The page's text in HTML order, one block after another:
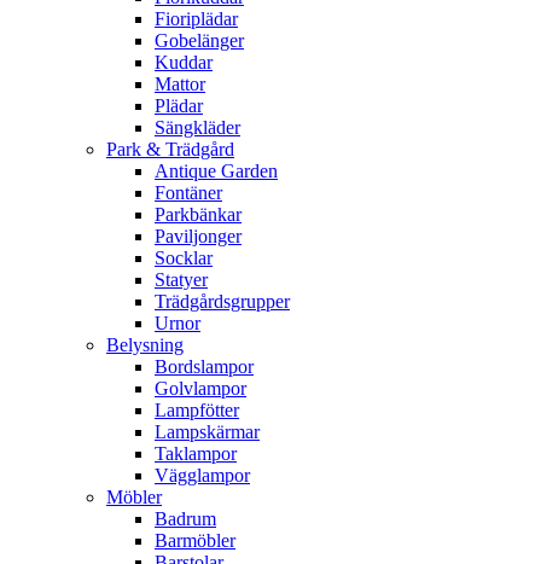
Fioriplädar
Gobelänger
Kuddar
Mattor
Plädar
Sängkläder
Park & Trädgård
Antique Garden
Fontäner
Parkbänkar
Paviljonger
Socklar
Statyer
Trädgårdsgrupper
Urnor
Belysning
Bordslampor
Golvlampor
Lampfötter
Lampskärmar
Taklampor
Vägglampor
Möbler
Badrum
Barmöbler